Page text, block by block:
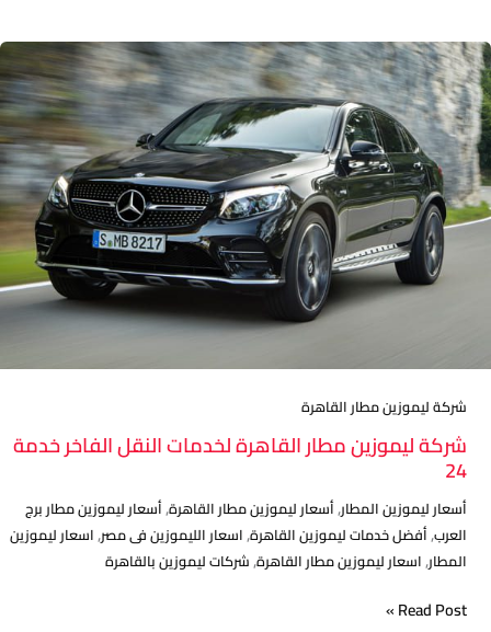
شركة ليموزين مطار القاهرة
شركة ليموزين مطار القاهرة لخدمات النقل الفاخر خدمة
24
أسعار ليموزين المطار,أسعار ليموزين مطار القاهرة,أسعار ليموزين مطار برج
العرب,أفضل خدمات ليموزين القاهرة,اسعار الليموزين فى مصر,اسعار ليموزين
المطار,اسعار ليموزين مطار القاهرة,شركات ليموزين بالقاهرة
شركة
ليموزين
مطار
القاهرة
لخدمات
النقل
الفاخر
خدمة
Read Post »